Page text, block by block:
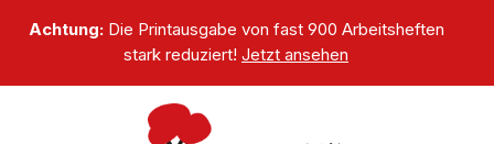
springen
Achtung:Die Printausgabe von fast 900 Arbeitsheften
stark reduziert! Jetzt ansehen